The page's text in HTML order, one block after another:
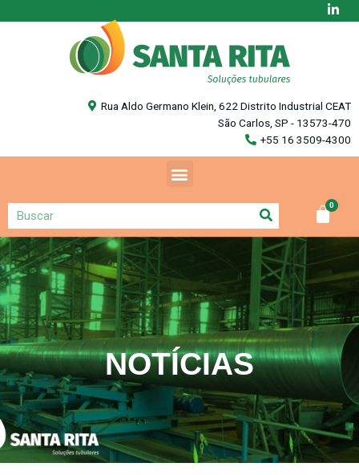
Rua Aldo Germano Klein, 622 Distrito Industrial CEAT
São Carlos, SP - 13573-470
+55 16 3509-4300
NOTÍCIAS